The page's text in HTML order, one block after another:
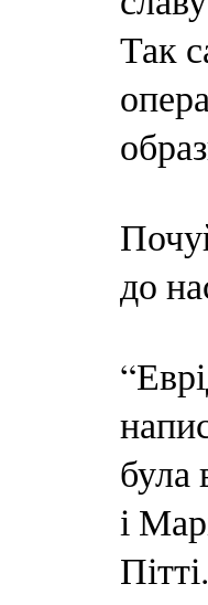
Так
до
була
і
Пітті.